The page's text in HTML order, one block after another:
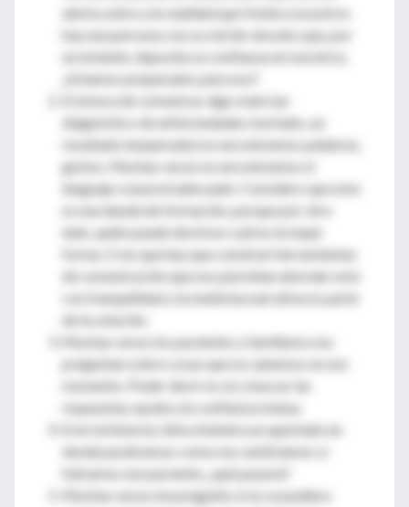
alerta sobre a la realidad que frente a nosotros
hay una persona con su red de vínculos que, por
un instante, deposita su confianza en nosotros.
¿Estamos preparados para eso?
A la hora de comunicar algo malo (un
diagnóstico de enfermedades mortales, un
resultado inesperado) no encontramos palabras,
gestos. Muchas veces no encontramos ni
lenguaje corporal adecuado. Considero que esto
es una deuda de formación, porque por otro
lado, quién puede decirnos cuál es la mejor
forma. Creo que hay que construir herramientas
de comunicación que nos permitan abordar esto
con tranquilidad y la medicina narrativa es parte
de la solución.
Muchas veces los pacientes y familiares nos
preguntan sobre cosas que no sabemos en ese
momento. Poder decir no sé y buscar las
respuestas ayuda a la confianza mutua.
Si en la historia clínica hubiera un apartado en
donde pusiéramos como nos sentiríamos si
fuéramos ese paciente, ¿qué pasaría?
Muchas veces me pregunto si no se pudiera